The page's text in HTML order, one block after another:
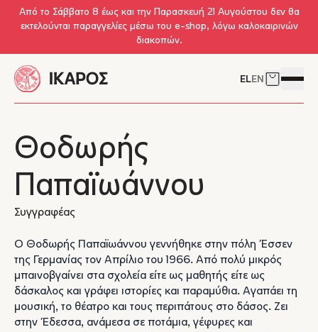
Skip to main content
Από το Σάββατο 8 έως και την Παρασκευή 21 Αυγούστου δεν θα
εκτελούνται παραγγελίες μέσω του e-shop, λόγω καλοκαιρινών
διακοπών.
ELEN Δείτε το
Θοδωρής
Παπαϊωάννου
Συγγραφέας
Ο Θοδωρής Παπαϊωάννου γεννήθηκε στην πόλη Έσσεν
της Γερμανίας τον Απρίλιο του 1966. Από πολύ μικρός
μπαινοβγαίνει στα σχολεία είτε ως μαθητής είτε ως
δάσκαλος και γράφει ιστορίες και παραμύθια. Αγαπάει τη
μουσική, το θέατρο και τους περιπάτους στο δάσος. Ζει
στην Έδεσσα, ανάμεσα σε ποτάμια, γέφυρες και